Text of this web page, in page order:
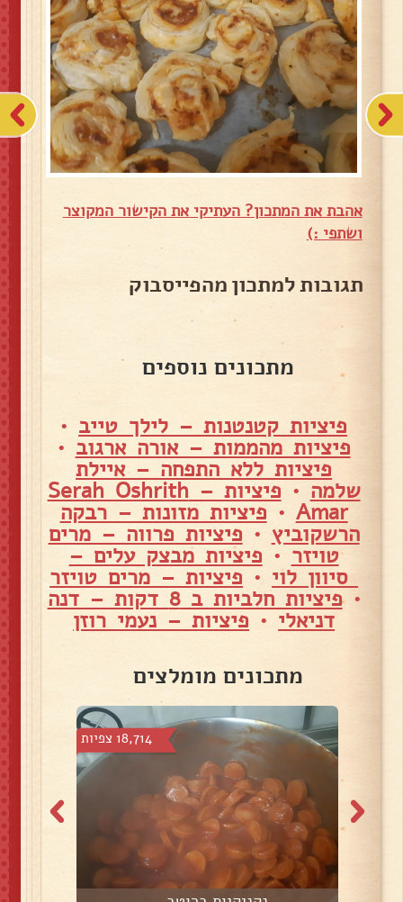
אהבת את המתכון? העתיקי את הקישור המקוצר
ושתפי :)
תגובות למתכון מהפייסבוק
מתכונים נוספים
פיציות קטנטנות – לילך טייב •
פיציות מהממות – אורה ארגוב •
פיציות ללא התפחה – איילת
שלמה • פיציות – Serah Oshrith
Amar
• פיציות מזונות – רבקה
הרשקוביץ• פיציות פרווה – מרים
טויזר • פיציות מבצק עלים –
סיוון לוי • פיציות – מרים טויזר
• פיציות חלביות ב 8 דקות – דנה
דניאלי • פיציות – נעמי רוזן
מתכונים מומלצים
18,714 צפיות